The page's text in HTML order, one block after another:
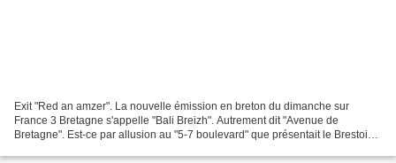
Exit "Red an amzer". La nouvelle émission en breton du dimanche sur
France 3 Bretagne s'appelle "Bali Breizh". Autrement dit "Avenue de
Bretagne". Est-ce par allusion au "5-7 boulevard" que présentait le Brestois